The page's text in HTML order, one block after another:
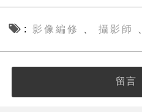
影像編修 攝影師
留言